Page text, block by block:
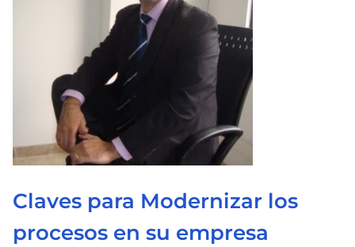
e
t
a
Claves para Modernizar los
procesos en su empresa